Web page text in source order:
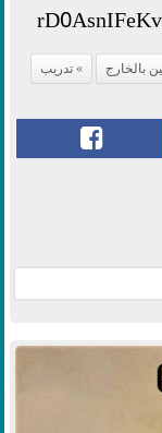
بالخارج
تدريب